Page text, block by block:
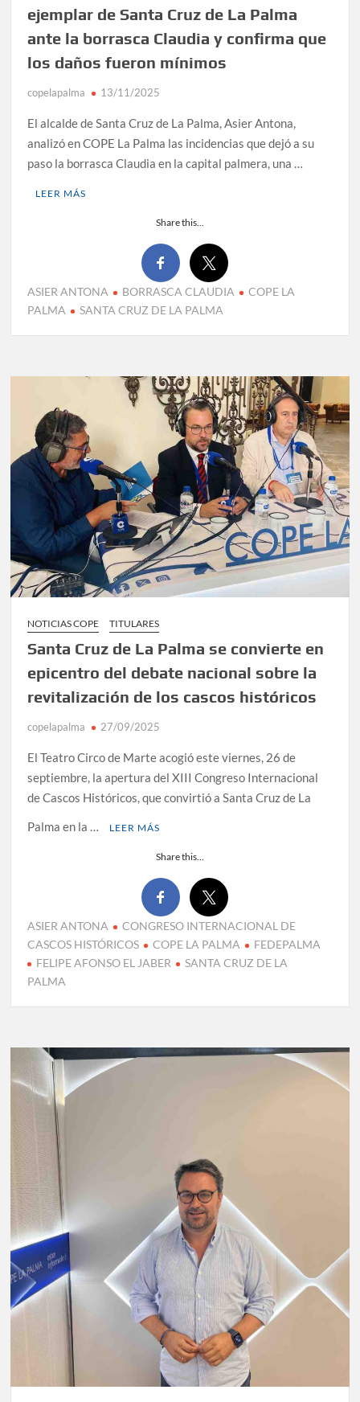
ejemplar de Santa Cruz de La Palma
ante la borrasca Claudia y confirma que
los daños fueron mínimos
copelapalma 13/11/2025
El alcalde de Santa Cruz de La Palma, Asier Antona,
analizó en COPE La Palma las incidencias que dejó a su
paso la borrasca Claudia en la capital palmera, una …
LEER MÁS
Share this...
ASIER ANTONA BORRASCA CLAUDIA
COPE LA
PALMA
SANTA CRUZ DE LA PALMA
NOTICIAS COPE TITULARES
Santa Cruz de La Palma se convierte en
epicentro del debate nacional sobre la
revitalización de los cascos históricos
copelapalma 27/09/2025
El Teatro Circo de Marte acogió este viernes, 26 de
septiembre, la apertura del XIII Congreso Internacional
de Cascos Históricos, que convirtió a Santa Cruz de La
Palma en la …
LEER MÁS
Share this...
ASIER ANTONA
CONGRESO INTERNACIONAL DE
CASCOS HISTÓRICOS
COPE LA PALMA
FEDEPALMA
FELIPE AFONSO EL JABER
SANTA CRUZ DE LA
PALMA